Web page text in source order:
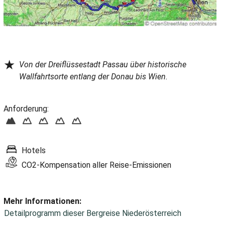
★ Von der Dreiflüssestadt Passau über historische
Wallfahrtsorte entlang der Donau bis Wien.
Anforderung:
Hotels
CO2-Kompensation aller Reise-Emissionen
Mehr Informationen:
Detailprogramm dieser Bergreise Niederösterreich